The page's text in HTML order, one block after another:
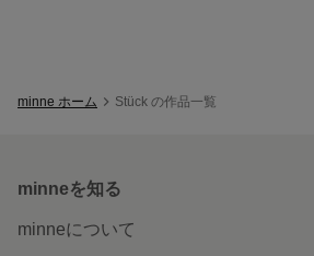
minne ホーム Stück の作品一覧
minneを知る
minneについて